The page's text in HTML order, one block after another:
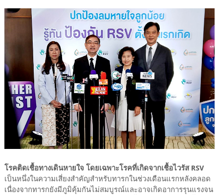
โรคติดเชื้อทางเดินหายใจ โดยเฉพาะโรคที่เกิดจากเชื้อไวรัส RSV
เป็นหนึ่งในความเสี่ยงสำคัญสำหรับทารกในช่วงเดือนแรกหลังคลอด
เนื่องจากทารกยังมีภูมิคุ้มกันไม่สมบูรณ์และอาจเกิดอาการรุนแรงจน